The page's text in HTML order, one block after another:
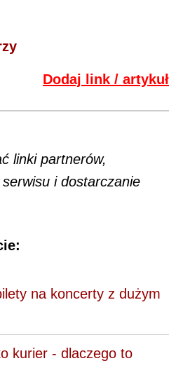
Dodaj link / artykuł
linki partnerów,
i dostarczanie
na koncerty z dużym
kurier - dlaczego to